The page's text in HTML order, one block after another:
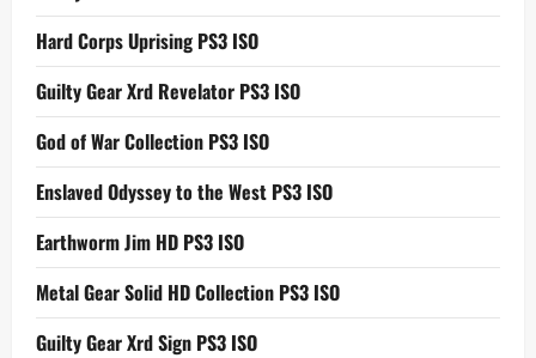
Hard Corps Uprising PS3 ISO
Guilty Gear Xrd Revelator PS3 ISO
God of War Collection PS3 ISO
Enslaved Odyssey to the West PS3 ISO
Earthworm Jim HD PS3 ISO
Metal Gear Solid HD Collection PS3 ISO
Guilty Gear Xrd Sign PS3 ISO